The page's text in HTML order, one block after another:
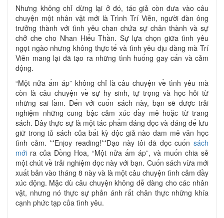
Nhưng không chỉ dừng lại ở đó, tác giả còn đưa vào câu
chuyện một nhân vật mới là Trình Trí Viễn, người đàn ông
trưởng thành với tình yêu chan chứa sự chân thành và sự
chở che cho Nhan Hiểu Thần. Sự lựa chọn giữa tình yêu
ngọt ngào nhưng không thực tế và tình yêu dịu dàng mà Trí
Viễn mang lại đã tạo ra những tình huống gay cấn và cảm
động.
“Một nửa ấm áp” không chỉ là câu chuyện về tình yêu mà
còn là câu chuyện về sự hy sinh, tự trọng và học hỏi từ
những sai lầm. Đến với cuốn sách này, bạn sẽ được trải
nghiệm những cung bậc cảm xúc đầy mê hoặc từ trang
sách. Đây thực sự là một tác phẩm đáng đọc và đáng để lưu
giữ trong tủ sách của bất kỳ độc giả nào đam mê văn học
tình cảm. **Enjoy reading!**Dạo này tôi đã đọc cuốn sách
mới ra của Đồng Hoa, “Một nửa ấm áp”, và muốn chia sẻ
một chút về trải nghiệm đọc này với bạn. Cuốn sách vừa mới
xuất bản vào tháng 8 này và là một câu chuyện tình cảm đầy
xúc động. Mặc dù câu chuyện không dễ dàng cho các nhân
vật, nhưng nó thực sự phản ánh rất chân thực những khía
cạnh phức tạp của tình yêu.